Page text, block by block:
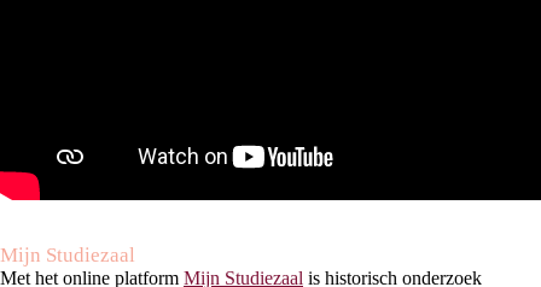
Mijn Studiezaal
Met het online platform Mijn Studiezaal is historisch onderzoek